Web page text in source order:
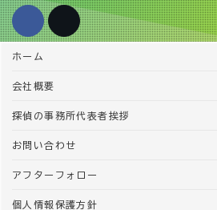
ホーム
会社概要
探偵の事務所代表者挨拶
お問い合わせ
アフターフォロー
個人情報保護方針